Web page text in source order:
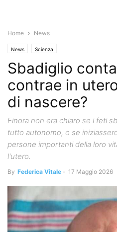
Home News
News Scienza
Sbadiglio
contrae in
di nascere?
Finora non era chiaro se i feti
tutto autonomo, o se
persone importanti della loro
l'utero.
By Federica Vitale - 17 Maggio 2026